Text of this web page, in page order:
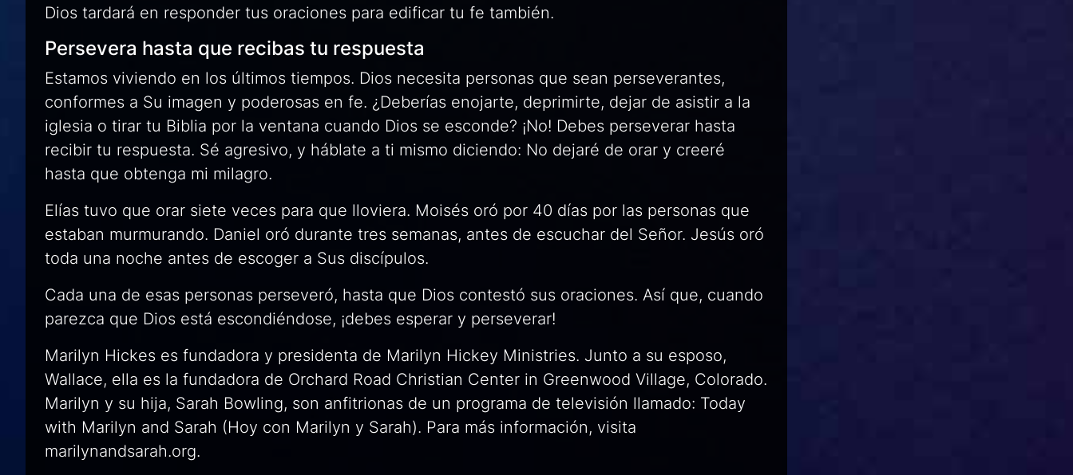
Dios tardará en responder tus oraciones para edificar tu fe también.
Persevera hasta que recibas tu respuesta
Estamos viviendo en los últimos tiempos. Dios necesita personas que sean perseverantes,
conformes a Su imagen y poderosas en fe. ¿Deberías enojarte, deprimirte, dejar de asistir a la
iglesia o tirar tu Biblia por la ventana cuando Dios se esconde? ¡No! Debes perseverar hasta
recibir tu respuesta. Sé agresivo, y háblate a ti mismo diciendo: No dejaré de orar y creeré
hasta que obtenga mi milagro.
Elías tuvo que orar siete veces para que lloviera. Moisés oró por 40 días por las personas que
estaban murmurando. Daniel oró durante tres semanas, antes de escuchar del Señor. Jesús oró
toda una noche antes de escoger a Sus discípulos.
Cada una de esas personas perseveró, hasta que Dios contestó sus oraciones. Así que, cuando
parezca que Dios está escondiéndose, ¡debes esperar y perseverar!
Marilyn Hickes es fundadora y presidenta de Marilyn Hickey Ministries. Junto a su esposo,
Wallace, ella es la fundadora de Orchard Road Christian Center in Greenwood Village, Colorado.
Marilyn y su hija, Sarah Bowling, son anfitrionas de un programa de televisión llamado: Today
with Marilyn and Sarah (Hoy con Marilyn y Sarah). Para más información, visita
marilynandsarah.org.